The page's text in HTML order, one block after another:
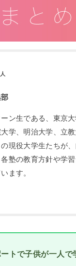
ン生である、東京
学、明治大学、立
現役大学生たちが
塾の教育方針や学
ます。
トで子供が一人で